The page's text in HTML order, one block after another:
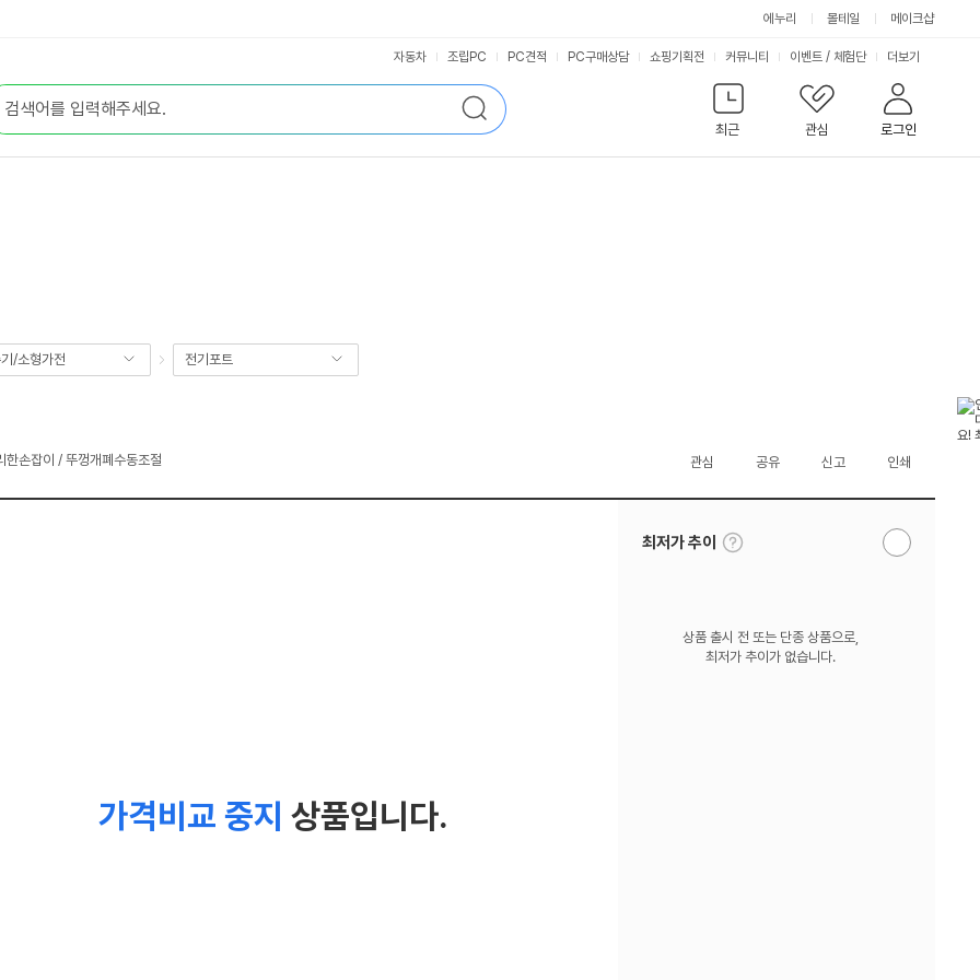
에누리 몰테일 메이크샵
검
색
최근
관심 로그인
자동차 조립PC PC견적 PC구매상담 쇼핑기획전 커뮤니티 이벤트 / 체험단 서
비
스
더보기
/소형가전 전기포트
손잡이 / 뚜껑개폐수동조절 관심 공유 신고 인쇄
가격비교 중지 상품입니다.
최저가 추이
툴
팁
알
상품 출시 전 또는 단종 상품으로,
최저가 추이가 없습니다.